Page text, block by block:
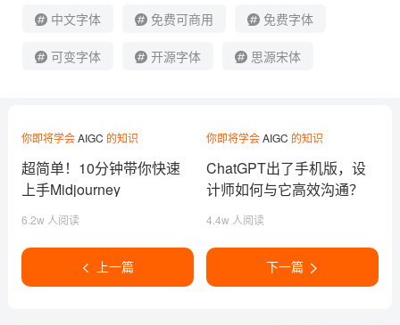
中文字体 免费可商用 免费字体
可变字体 开源字体 思源宋体
你即将学会AIGC 的知识
超简单！10分钟带你快速
上手Midjourney
6.2w 人阅读
上一篇
你即将学会AIGC 的知识
ChatGPT出了手机版，设
计师如何与它高效沟通？
4.4w 人阅读
下一篇